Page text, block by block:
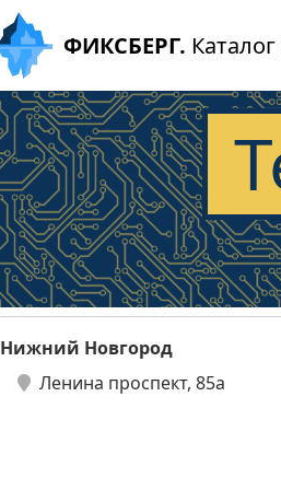
ФИКСБЕРГ.
Нижний Новгород
Ленина проспект, 85а